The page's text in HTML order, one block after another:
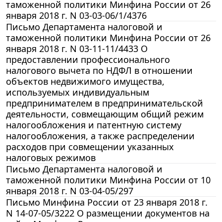
таможенной политики Минфина России от 26
января 2018 г. N 03-03-06/1/4376
Письмо Департамента налоговой и
таможенной политики Минфина России от 26
января 2018 г. N 03-11-11/4433 О
предоставлении профессионального
налогового вычета по НДФЛ в отношении
объектов недвижимого имущества,
используемых индивидуальным
предпринимателем в предпринимательской
деятельности, совмещающим общий режим
налогообложения и патентную систему
налогообложения, а также распределении
расходов при совмещении указанных
налоговых режимов
Письмо Департамента налоговой и
таможенной политики Минфина России от 10
января 2018 г. N 03-04-05/297
Письмо Минфина России от 23 января 2018 г.
N 14-07-05/3222 О размещении документов на